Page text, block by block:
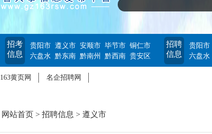
招考
信息
贵阳市 遵义市 安顺市 毕节市 铜仁市
六盘水 黔东南 黔南州 黔西南 贵安区
招聘
信息
贵阳市
六盘水
163黄页网 名企招聘网
网站首页 > 招聘信息 > 遵义市